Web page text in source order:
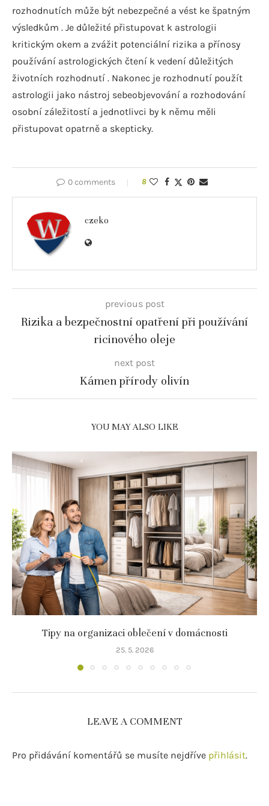
rozhodnutích může být nebezpečné a vést ke špatným
výsledkům . Je důležité přistupovat k astrologii
kritickým okem a zvážit potenciální rizika a přínosy
používání astrologických čtení k vedení důležitých
životních rozhodnutí . Nakonec je rozhodnutí použít
astrologii jako nástroj sebeobjevování a rozhodování
osobní záležitostí a jednotlivci by k němu měli
přistupovat opatrně a skepticky.
0 comments 8
czeko
previous post
Rizika a bezpečnostní opatření při používání
ricinového oleje
next post
Kámen přírody olivín
YOU MAY ALSO LIKE
Tipy na organizaci oblečení v domácnosti
25. 5. 2026
LEAVE A COMMENT
Pro přidávání komentářů se musíte nejdříve přihlásit.